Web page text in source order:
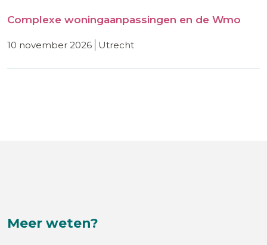
Complexe woningaanpassingen en de Wmo
10 november 2026 utrecht
Meer weten?